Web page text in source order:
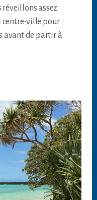
assez
centre-ville pour
avant de partir à